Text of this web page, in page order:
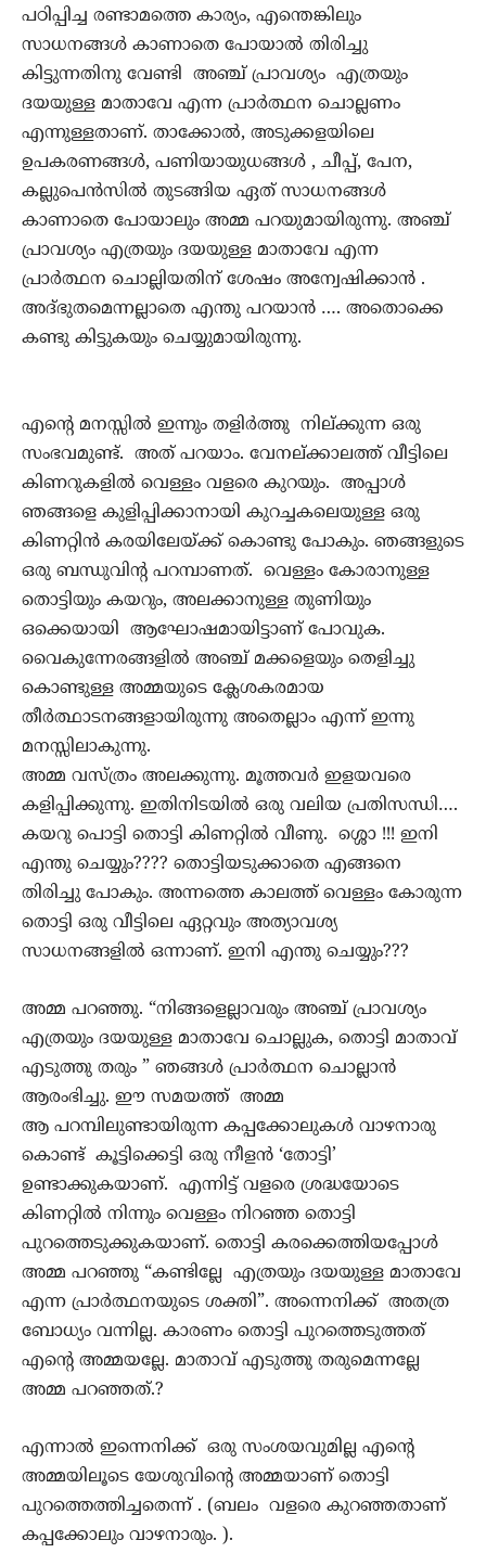
പഠിപ്പിച്ച രണ്ടാമത്തെ കാര്യം, എന്തെങ്കിലും
സാധനങ്ങൾ കാണാതെ പോയാൽ തിരിച്ചു
കിട്ടുന്നതിനു വേണ്ടി അഞ്ച് പ്രാവശ്യം എത്രയും
ദയയുള്ള മാതാവേ എന്ന പ്രാർത്ഥന ചൊല്ലണം
എന്നുള്ളതാണ്. താക്കോൽ, അടുക്കളയിലെ
ഉപകരണങ്ങൾ, പണിയായുധങ്ങൾ , ചീപ്പ്, പേന,
കല്ലുപെൻസിൽ തുടങ്ങിയ ഏത് സാധനങ്ങൾ
കാണാതെ പോയാലും അമ്മ പറയുമായിരുന്നു. അഞ്ച്
പ്രാവശ്യം എത്രയും ദയയുള്ള മാതാവേ എന്ന
പ്രാർത്ഥന ചൊല്ലിയതിന് ശേഷം അന്വേഷിക്കാൻ .
അദ്ഭുതമെന്നല്ലാതെ എന്തു പറയാൻ …. അതൊക്കെ
കണ്ടു കിട്ടുകയും ചെയ്യുമായിരുന്നു.
എന്റെ മനസ്സിൽ ഇന്നും തളിർത്തു നില്ക്കുന്ന ഒരു
സംഭവമുണ്ട്. അത് പറയാം. വേനല്ക്കാലത്ത് വീട്ടിലെ
കിണറുകളിൽ വെള്ളം വളരെ കുറയും. അപ്പാൾ
ഞങ്ങളെ കുളിപ്പിക്കാനായി കുറച്ചകലെയുള്ള ഒരു
കിണറ്റിൻ കരയിലേയ്ക്ക് കൊണ്ടു പോകും. ഞങ്ങളുടെ
ഒരു ബന്ധുവിന്റ പറമ്പാണത്. വെള്ളം കോരാനുള്ള
തൊട്ടിയും കയറും, അലക്കാനുള്ള തുണിയും
ഒക്കെയായി ആഘോഷമായിട്ടാണ് പോവുക.
വൈകുന്നേരങ്ങളിൽ അഞ്ച് മക്കളെയും തെളിച്ചു
കൊണ്ടുള്ള അമ്മയുടെ ക്ലേശകരമായ
തീർത്ഥാടനങ്ങളായിരുന്നു അതെല്ലാം എന്ന് ഇന്നു
മനസ്സിലാകുന്നു.
അമ്മ വസ്ത്രം അലക്കുന്നു. മൂത്തവർ ഇളയവരെ
കളിപ്പിക്കുന്നു. ഇതിനിടയിൽ ഒരു വലിയ പ്രതിസന്ധി….
കയറു പൊട്ടി തൊട്ടി കിണറ്റിൽ വീണു. ശ്ശൊ !!! ഇനി
എന്തു ചെയ്യും???? തൊട്ടിയടുക്കാതെ എങ്ങനെ
തിരിച്ചു പോകും. അന്നത്തെ കാലത്ത് വെള്ളം കോരുന്ന
തൊട്ടി ഒരു വീട്ടിലെ ഏറ്റവും അത്യാവശ്യ
സാധനങ്ങളിൽ ഒന്നാണ്. ഇനി എന്തു ചെയ്യും???
അമ്മ പറഞ്ഞു. “നിങ്ങളെല്ലാവരും അഞ്ച് പ്രാവശ്യം
എത്രയും ദയയുള്ള മാതാവേ ചൊല്ലുക, തൊട്ടി മാതാവ്
എടുത്തു തരും ” ഞങ്ങൾ പ്രാർത്ഥന ചൊല്ലാൻ
ആരംഭിച്ചു. ഈ സമയത്ത് അമ്മ
ആ പറമ്പിലുണ്ടായിരുന്ന കപ്പക്കോലുകൾ വാഴനാരു
കൊണ്ട് കൂട്ടിക്കെട്ടി ഒരു നീളൻ ‘തോട്ടി’
ഉണ്ടാക്കുകയാണ്. എന്നിട്ട് വളരെ ശ്രദ്ധയോടെ
കിണറ്റിൽ നിന്നും വെള്ളം നിറഞ്ഞ തൊട്ടി
പുറത്തെടുക്കുകയാണ്. തൊട്ടി കരക്കെത്തിയപ്പോൾ
അമ്മ പറഞ്ഞു “കണ്ടില്ലേ എത്രയും ദയയുള്ള മാതാവേ
എന്ന പ്രാർത്ഥനയുടെ ശക്തി”. അന്നെനിക്ക് അതത്ര
ബോധ്യം വന്നില്ല. കാരണം തൊട്ടി പുറത്തെടുത്തത്
എന്റെ അമ്മയല്ലേ. മാതാവ് എടുത്തു തരുമെന്നല്ലേ
അമ്മ പറഞ്ഞത്.?
എന്നാൽ ഇന്നെനിക്ക് ഒരു സംശയവുമില്ല എന്റെ
അമ്മയിലൂടെ യേശുവിന്റെ അമ്മയാണ് തൊട്ടി
പുറത്തെത്തിച്ചതെന്ന് . (ബലം വളരെ കുറഞ്ഞതാണ്
കപ്പക്കോലും വാഴനാരും. ).